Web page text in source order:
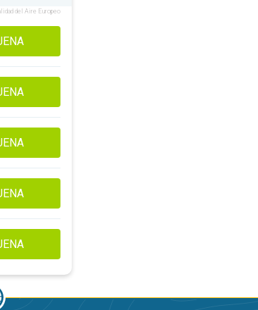
del Aire Europeo